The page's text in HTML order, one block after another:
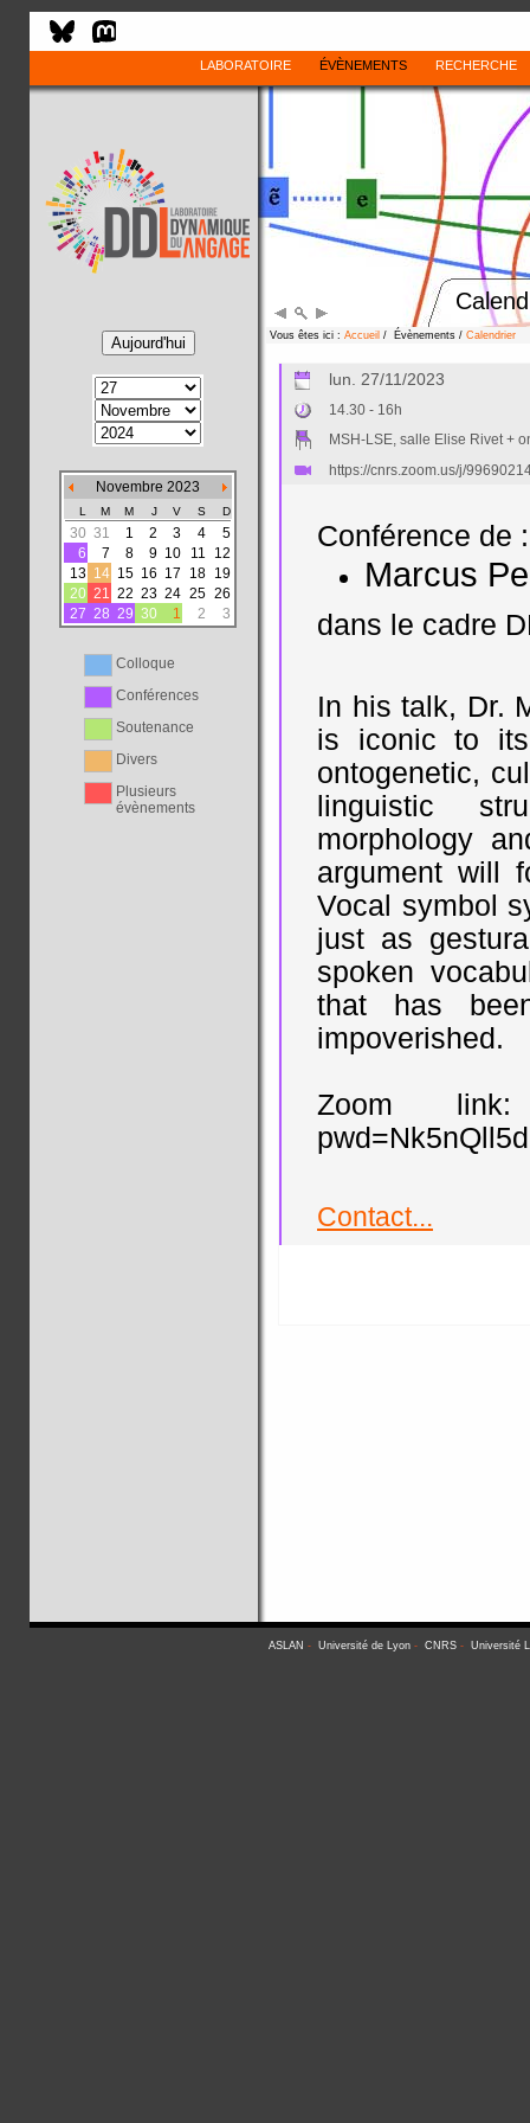
LABORATOIRE ÉVÈNEMENTS RECHERCHE
Novembre 2023
L M M J V S D
30 31 1 2 3 4
5
6
7 8 9 10 11
12
13 14 15 16 17 18 19
20 21 22 23 24 25 26
27 28 29 30 1 2 3
Colloque
Conférences
Soutenance
Divers
Plusieurs
évènements
Vous êtes ici : Accueil / Évènements / Calendrier
lun. 27/11/2023
14.30 - 16h
MSH-LSE, salle Elise Rivet +
https://cnrs.zoom.us/j/
Conférence de :
Marcus
dans le cadre
In his talk, Dr.
is iconic to its
ontogenetic,
linguistic
morphology
argument will
Vocal symbol
just as
spoken
that has
impoverished.
Zoom link:
Contact...
ASLAN - Université de Lyon- CNRS- Université